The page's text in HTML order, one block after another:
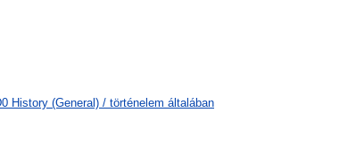
History (General) / történelem általában